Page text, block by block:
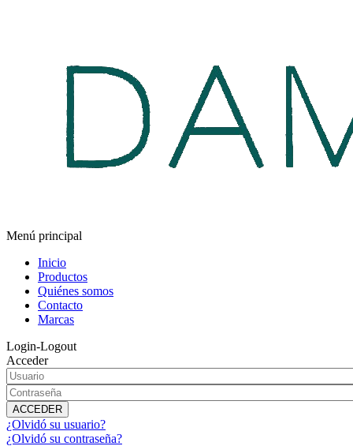
Menú principal
Inicio
Productos
Quiénes somos
Contacto
Marcas
Login-Logout
Acceder
¿Olvidó su usuario?
¿Olvidó su contraseña?